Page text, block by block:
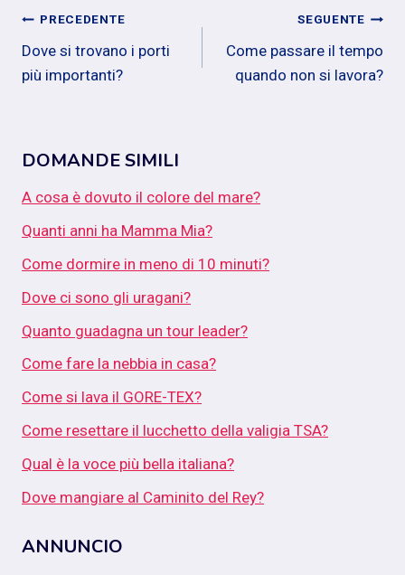
Navigazione
articoli
PRECEDENTE
Dove si trovano i porti
più importanti?
SEGUENTE
Come passare il tempo
quando non si lavora?
DOMANDE SIMILI
A cosa è dovuto il colore del mare?
Quanti anni ha Mamma Mia?
Come dormire in meno di 10 minuti?
Dove ci sono gli uragani?
Quanto guadagna un tour leader?
Come fare la nebbia in casa?
Come si lava il GORE-TEX?
Come resettare il lucchetto della valigia TSA?
Qual è la voce più bella italiana?
Dove mangiare al Caminito del Rey?
ANNUNCIO